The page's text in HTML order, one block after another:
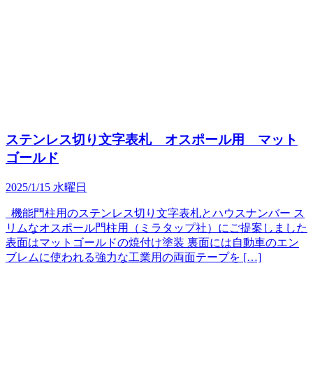
ステンレス切り文字表札 オスポール用 マット
ゴールド
2025/1/15 水曜日
機能門柱用のステンレス切り文字表札とハウスナンバー ス
リムなオスポール門柱用（ミラタップ社）にご提案しました
表面はマットゴールドの焼付け塗装 裏面には自動車のエン
ブレムに使われる強力な工業用の両面テープを […]